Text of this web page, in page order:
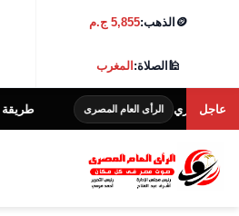
🪙 الذهب:5,855 ج.م
🕌الصلاة:المغرب
عاجلالرأى العام المصرى طريقة عمل